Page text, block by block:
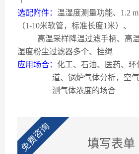
选配附件： 温湿度测量功能、 1.2 m
（1-10米软管，标准长度1 米）、
高温采样降温过滤手柄、高
湿度粉尘过滤器多个、挂绳
应用场合： 化工、石油、医药、
道、锅炉气体分析，空
测气体浓度的场合
免费咨询 填写表单